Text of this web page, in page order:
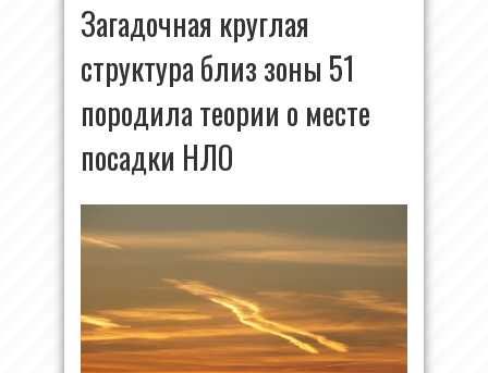
Загадочная круглая
структура близ зоны 51
породила теории о месте
посадки НЛО